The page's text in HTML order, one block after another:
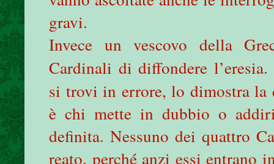
gravi.
Invece un vescovo della
Cardinali di diffondere
si trovi in errore, lo dimostra
è chi mette in dubbio o
definita. Nessuno dei quattro
reato, perché anzi essi entrano